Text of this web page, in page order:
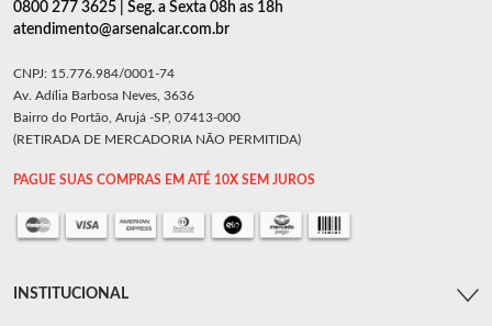
0800 277 3625 | Seg. a Sexta 08h as 18h
atendimento@arsenalcar.com.br
CNPJ: 15.776.984/0001-74
Av. Adília Barbosa Neves, 3636
Bairro do Portão, Arujá -SP, 07413-000
(RETIRADA DE MERCADORIA NÃO PERMITIDA)
PAGUE SUAS COMPRAS EM ATÉ 10X SEM JUROS
INSTITUCIONAL